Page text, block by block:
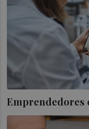
Emprendedores